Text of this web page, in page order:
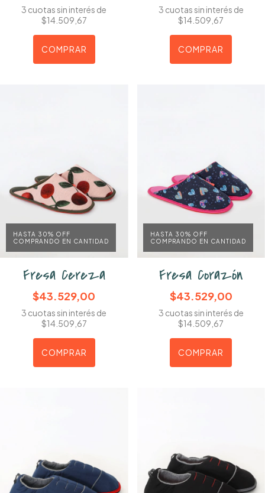
3 cuotas sin interés de
$14.509,67
COMPRAR
3 cuotas sin interés de
$14.509,67
COMPRAR
HASTA 30% OFF
COMPRANDO EN CANTIDAD
Fresa Cereza
$43.529,00
3 cuotas sin interés de
$14.509,67
COMPRAR
HASTA 30% OFF
COMPRANDO EN CANTIDAD
Fresa Corazón
$43.529,00
3 cuotas sin interés de
$14.509,67
COMPRAR